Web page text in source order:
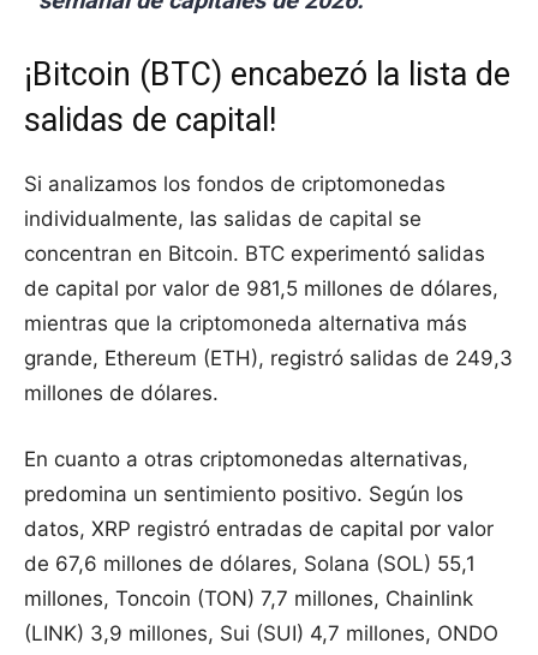
¡Bitcoin (BTC) encabezó la lista de
salidas de capital!
Si analizamos los fondos de criptomonedas
individualmente, las salidas de capital se
concentran en Bitcoin. BTC experimentó salidas
de capital por valor de 981,5 millones de dólares,
mientras que la criptomoneda alternativa más
grande, Ethereum (ETH), registró salidas de 249,3
millones de dólares.
En cuanto a otras criptomonedas alternativas,
predomina un sentimiento positivo. Según los
datos, XRP registró entradas de capital por valor
de 67,6 millones de dólares, Solana (SOL) 55,1
millones, Toncoin (TON) 7,7 millones, Chainlink
(LINK) 3,9 millones, Sui (SUI) 4,7 millones, ONDO